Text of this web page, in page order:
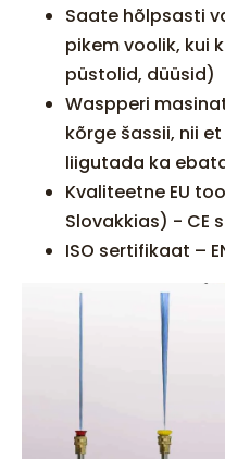
Saate hõlpsasti
pikem voolik, kui
püstolid, düüsid)
Waspperi
kõrge šassii, nii
liigutada ka
Kvaliteetne EU
Slovakkias) - CE
ISO sertifikaat –